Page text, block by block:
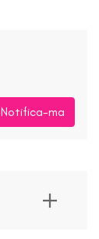
Notifica-ma